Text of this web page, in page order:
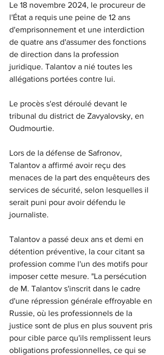
Le 18 novembre 2024, le procureur de
l'État a requis une peine de 12 ans
d'emprisonnement et une interdiction
de quatre ans d'assumer des fonctions
de direction dans la profession
juridique. Talantov a nié toutes les
allégations portées contre lui.
Le procès s'est déroulé devant le
tribunal du district de Zavyalovsky, en
Oudmourtie.
Lors de la défense de Safronov,
Talantov a affirmé avoir reçu des
menaces de la part des enquêteurs des
services de sécurité, selon lesquelles il
serait puni pour avoir défendu le
journaliste.
Talantov a passé deux ans et demi en
détention préventive, la cour citant sa
profession comme l'un des motifs pour
imposer cette mesure. "La persécution
de M. Talantov s'inscrit dans le cadre
d'une répression générale effroyable en
Russie, où les professionnels de la
justice sont de plus en plus souvent pris
pour cible parce qu'ils remplissent leurs
obligations professionnelles, ce qui se